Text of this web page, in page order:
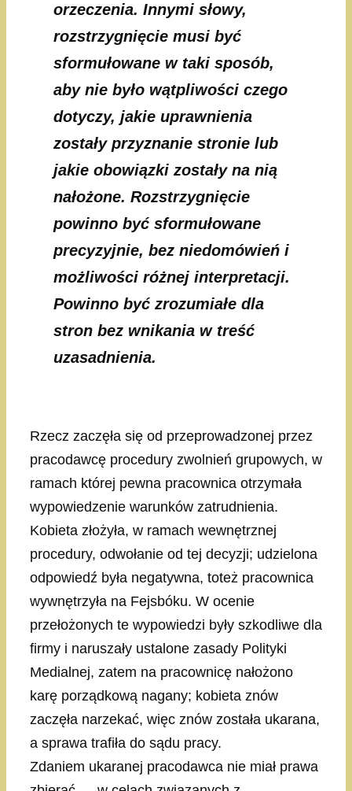
orzeczenia. Innymi słowy,
rozstrzygnięcie musi być
sformułowane w taki sposób,
aby nie było wątpliwości czego
dotyczy, jakie uprawnienia
zostały przyznanie stronie lub
jakie obowiązki zostały na nią
nałożone. Rozstrzygnięcie
powinno być sformułowane
precyzyjnie, bez niedomówień i
możliwości różnej interpretacji.
Powinno być zrozumiałe dla
stron bez wnikania w treść
uzasadnienia.
Rzecz zaczęła się od przeprowadzonej przez
pracodawcę procedury zwolnień grupowych, w
ramach której pewna pracownica otrzymała
wypowiedzenie warunków zatrudnienia.
Kobieta złożyła, w ramach wewnętrznej
procedury, odwołanie od tej decyzji; udzielona
odpowiedź była negatywna, toteż pracownica
wywnętrzyła na Fejsbóku. W ocenie
przełożonych te wypowiedzi były szkodliwe dla
firmy i naruszały ustalone zasady Polityki
Medialnej, zatem na pracownicę nałożono
karę porządkową nagany; kobieta znów
zaczęła narzekać, więc znów została ukarana,
a sprawa trafiła do sądu pracy.
Zdaniem ukaranej pracodawca nie miał prawa